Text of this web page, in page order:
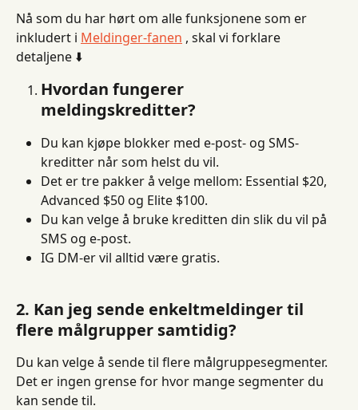
Nå som du har hørt om alle funksjonene som er
inkludert i Meldinger-fanen , skal vi forklare
detaljene ⬇️
Hvordan fungerer
meldingskreditter?
Du kan kjøpe blokker med e-post- og SMS-
kreditter når som helst du vil.
Det er tre pakker å velge mellom: Essential $20,
Advanced $50 og Elite $100.
Du kan velge å bruke kreditten din slik du vil på
SMS og e-post.
IG DM-er vil alltid være gratis.
2. Kan jeg sende enkeltmeldinger til
flere målgrupper samtidig?
Du kan velge å sende til flere målgruppesegmenter.
Det er ingen grense for hvor mange segmenter du
kan sende til.